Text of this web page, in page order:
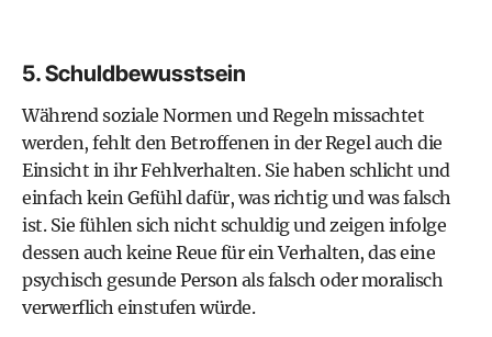
5. Schuldbewusstsein
Während soziale Normen und Regeln missachtet
werden, fehlt den Betroffenen in der Regel auch die
Einsicht in ihr Fehlverhalten. Sie haben schlicht und
einfach kein Gefühl dafür, was richtig und was falsch
ist. Sie fühlen sich nicht schuldig und zeigen infolge
dessen auch keine Reue für ein Verhalten, das eine
psychisch gesunde Person als falsch oder moralisch
verwerflich einstufen würde.